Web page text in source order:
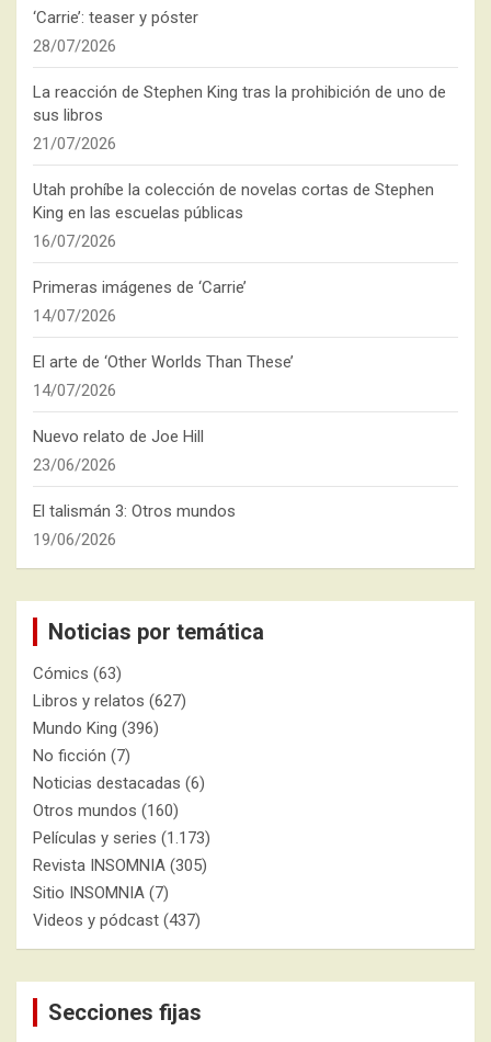
‘Carrie’: teaser y póster
28/07/2026
La reacción de Stephen King tras la prohibición de uno de
sus libros
21/07/2026
Utah prohíbe la colección de novelas cortas de Stephen
King en las escuelas públicas
16/07/2026
Primeras imágenes de ‘Carrie’
14/07/2026
El arte de ‘Other Worlds Than These’
14/07/2026
Nuevo relato de Joe Hill
23/06/2026
El talismán 3: Otros mundos
19/06/2026
Noticias por temática
Cómics (63)
Libros y relatos (627)
Mundo King (396)
No ficción (7)
Noticias destacadas (6)
Otros mundos (160)
Películas y series (1.173)
Revista INSOMNIA (305)
Sitio INSOMNIA (7)
Videos y pódcast (437)
Secciones fijas